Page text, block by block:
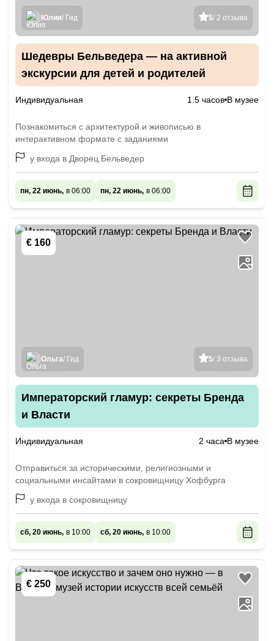
5/ 2 отзыва
Юлия/ Гид
Шедевры Бельведера — на активной
экскурсии для детей и родителей
Индивидуальная 1.5 часов В музее
Познакомиться с архитектурой и живописью в
интерактивном формате с заданиями
у входа в Дворец Бельведер
пн, 22 июнь, в 06:00 пн, 22 июнь, в 06:00
€ 160
5/ 3 отзыва
Ольга/ Гид
Императорский гламур: секреты Бренда
и Власти
Индивидуальная 2 часа В музее
Отправиться за историческими, религиозными и
социальными инсайтами в сокровищницу Хофбурга
у входа в сокровищницу
сб, 20 июнь, в 10:00 сб, 20 июнь, в 10:00
€ 250